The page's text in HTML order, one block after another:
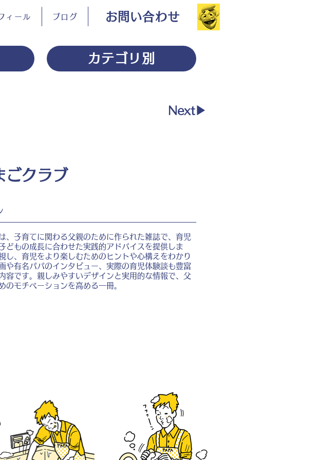
ィール ブログ お問い合わせ
カテゴリ別
Next▶︎
ごクラブ
、子育てに関わる父親のために作られた雑誌で、育児
どもの成長に合わせた実践的アドバイスを提供しま
し、育児をより楽しむためのヒントや心構えをわかり
や有名パパのインタビュー、実際の育児体験談も豊富
容です。親しみやすいデザインと実用的な情報で、父
のモチベーションを高める一冊。